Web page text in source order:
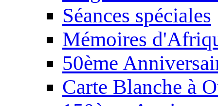
Séances spéciales
Mémoires
50ème
Carte Blanche à